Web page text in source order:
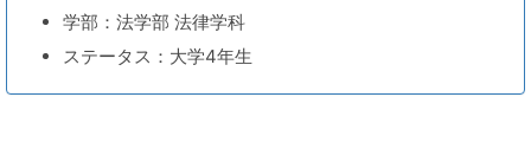
学部：法学部 法律学科
ステータス：大学4年生